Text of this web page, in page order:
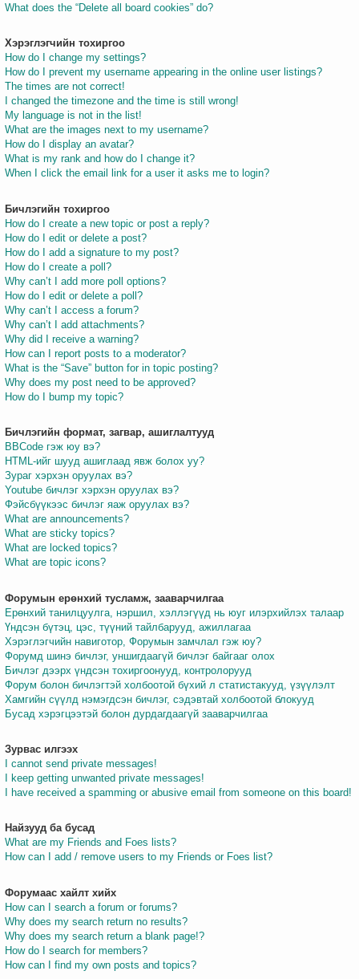
What does the “Delete all board cookies” do?
Хэрэглэгчийн тохиргоо
How do I change my settings?
How do I prevent my username appearing in the online user listings?
The times are not correct!
I changed the timezone and the time is still wrong!
My language is not in the list!
What are the images next to my username?
How do I display an avatar?
What is my rank and how do I change it?
When I click the email link for a user it asks me to login?
Бичлэгийн тохиргоо
How do I create a new topic or post a reply?
How do I edit or delete a post?
How do I add a signature to my post?
How do I create a poll?
Why can’t I add more poll options?
How do I edit or delete a poll?
Why can’t I access a forum?
Why can’t I add attachments?
Why did I receive a warning?
How can I report posts to a moderator?
What is the “Save” button for in topic posting?
Why does my post need to be approved?
How do I bump my topic?
Бичлэгийн формат, загвар, ашиглалтууд
BBCode гэж юу вэ?
HTML-ийг шууд ашиглаад явж болох уу?
Зураг хэрхэн оруулах вэ?
Youtube бичлэг хэрхэн оруулах вэ?
Фэйсбүүкээс бичлэг яаж оруулах вэ?
What are announcements?
What are sticky topics?
What are locked topics?
What are topic icons?
Форумын ерөнхий тусламж, зааварчилгаа
Ерөнхий танилцуулга, нэршил, хэллэгүүд нь юуг илэрхийлэх талаар
Үндсэн бүтэц, цэс, түүний тайлбарууд, ажиллагаа
Хэрэглэгчийн навиготор, Форумын замчлал гэж юу?
Форумд шинэ бичлэг, уншигдаагүй бичлэг байгааг олох
Бичлэг дээрх үндсэн тохиргоонууд, контролорууд
Форум болон бичлэгтэй холбоотой бүхий л статистакууд, үзүүлэлт
Хамгийн сүүлд нэмэгдсэн бичлэг, сэдэвтай холбоотой блокууд
Бусад хэрэгцээтэй болон дурдагдаагүй зааварчилгаа
Зурвас илгээх
I cannot send private messages!
I keep getting unwanted private messages!
I have received a spamming or abusive email from someone on this board!
Найзууд ба бусад
What are my Friends and Foes lists?
How can I add / remove users to my Friends or Foes list?
Форумаас хайлт хийх
How can I search a forum or forums?
Why does my search return no results?
Why does my search return a blank page!?
How do I search for members?
How can I find my own posts and topics?